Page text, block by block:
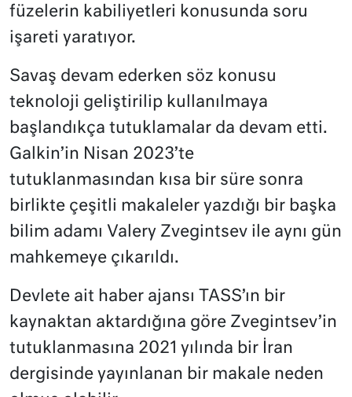
füzelerin kabiliyetleri konusunda soru
işareti yaratıyor.
Savaş devam ederken söz konusu
teknoloji geliştirilip kullanılmaya
başlandıkça tutuklamalar da devam etti.
Galkin’in Nisan 2023’te
tutuklanmasından kısa bir süre sonra
birlikte çeşitli makaleler yazdığı bir başka
bilim adamı Valery Zvegintsev ile aynı gün
mahkemeye çıkarıldı.
Devlete ait haber ajansı TASS’ın bir
kaynaktan aktardığına göre Zvegintsev’in
tutuklanmasına 2021 yılında bir İran
dergisinde yayınlanan bir makale neden